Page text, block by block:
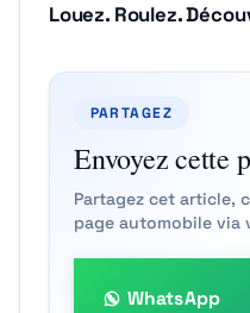
Louez. Roulez.
PARTAGEZ
Envoyez cette
Partagez cet article,
page automobile via
WhatsApp